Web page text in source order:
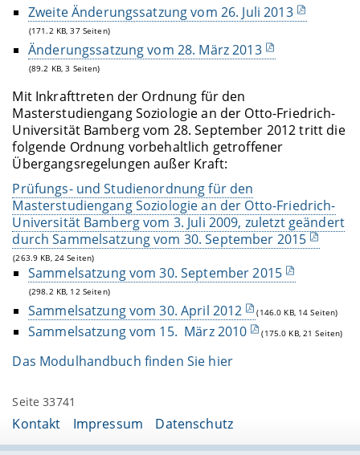
Zweite Änderungssatzung vom 26. Juli 2013
(171.2 KB, 37 Seiten)
Änderungssatzung vom 28. März 2013
(89.2 KB, 3 Seiten)
Mit Inkrafttreten der Ordnung für den
Masterstudiengang Soziologie an der Otto-Friedrich-
Universität Bamberg vom 28. September 2012 tritt die
folgende Ordnung vorbehaltlich getroffener
Übergangsregelungen außer Kraft:
Prüfungs- und Studienordnung für den
Masterstudiengang Soziologie an der Otto-Friedrich-
Universität Bamberg vom 3. Juli 2009, zuletzt geändert
durch Sammelsatzung vom 30. September 2015
(263.9 KB, 24 Seiten)
Sammelsatzung vom 30. September 2015
(298.2 KB, 12 Seiten)
Sammelsatzung vom 30. April 2012 (146.0 KB, 14 Seiten)
Sammelsatzung vom 15. März 2010 (175.0 KB, 21 Seiten)
Das Modulhandbuch finden Sie hier
Seite 33741
Kontakt Impressum Datenschutz